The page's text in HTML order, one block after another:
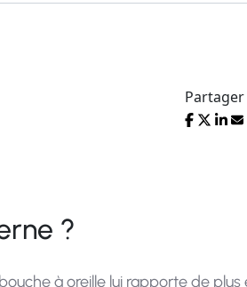
Partager
?
à oreille lui rapporte de plus